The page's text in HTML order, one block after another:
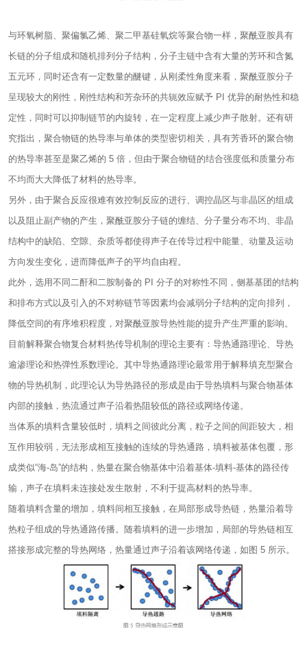
与环氧树脂、聚偏氯乙烯、聚二甲基硅氧烷等聚合物一样，聚酰亚胺具有
长链的分子组成和随机排列分子结构，分子主链中含有大量的芳环和含氮
五元环，同时还含有一定数量的醚键，从刚柔性角度来看，聚酰亚胺分子
呈现较大的刚性，刚性结构和芳杂环的共轭效应赋予 PI 优异的耐热性和稳
定性，同时可以抑制链节的内旋转，在一定程度上减少声子散射。还有研
究指出，聚合物链的热导率与单体的类型密切相关，具有芳香环的聚合物
的热导率甚至是聚乙烯的 5 倍，但由于聚合物链的结合强度低和质量分布
不均而大大降低了材料的热导率。
另外，由于聚合反应很难有效控制反应的进行、调控晶区与非晶区的组成
以及阻止副产物的产生，聚酰亚胺分子链的缠结、分子量分布不均、非晶
结构中的缺陷、空隙、杂质等都使得声子在传导过程中能量、动量及运动
方向发生变化，进而降低声子的平均自由程。
此外，选用不同二酐和二胺制备的 PI 分子的对称性不同，侧基基团的结构
和排布方式以及引入的不对称链节等因素均会减弱分子结构的定向排列，
降低空间的有序堆积程度，对聚酰亚胺导热性能的提升产生严重的影响。
目前解释聚合物复合材料热传导机制的理论主要有：导热通路理论、导热
逾渗理论和热弹性系数理论。其中导热通路理论最常用于解释填充型聚合
物的导热机制，此理论认为导热路径的形成是由于导热填料与聚合物基体
内部的接触，热流通过声子沿着热阻较低的路径或网络传递。
当体系的填料含量较低时，填料之间彼此分离，粒子之间的间距较大，相
互作用较弱，无法形成相互接触的连续的导热通路，填料被基体包覆，形
成类似“海-岛”的结构，热量在聚合物基体中沿着基体-填料-基体的路径传
输，声子在填料未连接处发生散射，不利于提高材料的热导率。
随着填料含量的增加，填料间相互接触，在局部形成导热链，热量沿着导
热粒子组成的导热通路传播。随着填料的进一步增加，局部的导热链相互
搭接形成完整的导热网络，热量通过声子沿着该网络传递，如图 5 所示。